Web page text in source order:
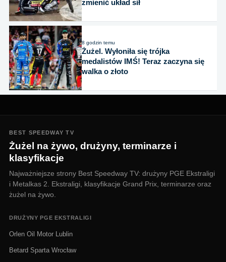
zmienić układ sił
8 godzin temu
Żużel. Wyłoniła się trójka
medalistów IMŚ! Teraz zaczyna się
walka o złoto
BEST SPEEDWAY TV
Żużel na żywo, drużyny, terminarze i
klasyfikacje
Najważniejsze strony Best Speedway TV: drużyny PGE Ekstraligi
i Metalkas 2. Ekstraligi, klasyfikacje Grand Prix, terminarze oraz
żużel na żywo.
DRUŻYNY PGE EKSTRALIGI
Orlen Oil Motor Lublin
Betard Sparta Wrocław